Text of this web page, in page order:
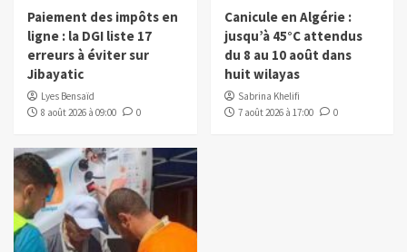
Paiement des impôts en
ligne : la DGI liste 17
erreurs à éviter sur
Jibayatic
Lyes Bensaïd
8 août 2026 à 09:00
0
Canicule en Algérie :
jusqu’à 45°C attendus
du 8 au 10 août dans
huit wilayas
Sabrina Khelifi
7 août 2026 à 17:00
0